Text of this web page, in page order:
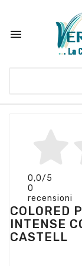

0,0/5
0
recensioni
COLORED
INTENSE
CASTELL